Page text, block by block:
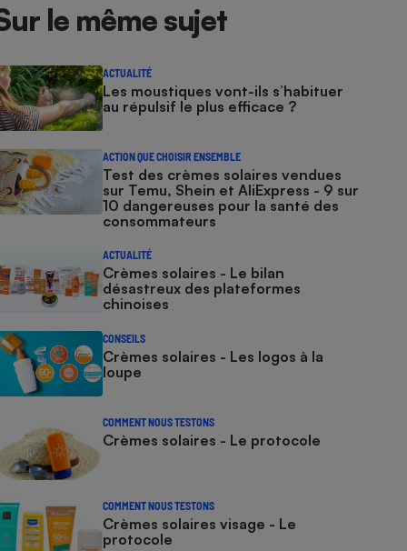
le même sujet
ACTUALITÉ
Les moustiques vont-ils s’habituer
au répulsif le plus efficace ?
ACTION QUE CHOISIR ENSEMBLE
Test des crèmes solaires vendues
sur Temu, Shein et AliExpress - 9 sur
10 dangereuses pour la santé des
consommateurs
ACTUALITÉ
Crèmes solaires - Le bilan
désastreux des plateformes
chinoises
CONSEILS
Crèmes solaires - Les logos à la
loupe
COMMENT NOUS TESTONS
Crèmes solaires - Le protocole
COMMENT NOUS TESTONS
Crèmes solaires visage - Le
protocole